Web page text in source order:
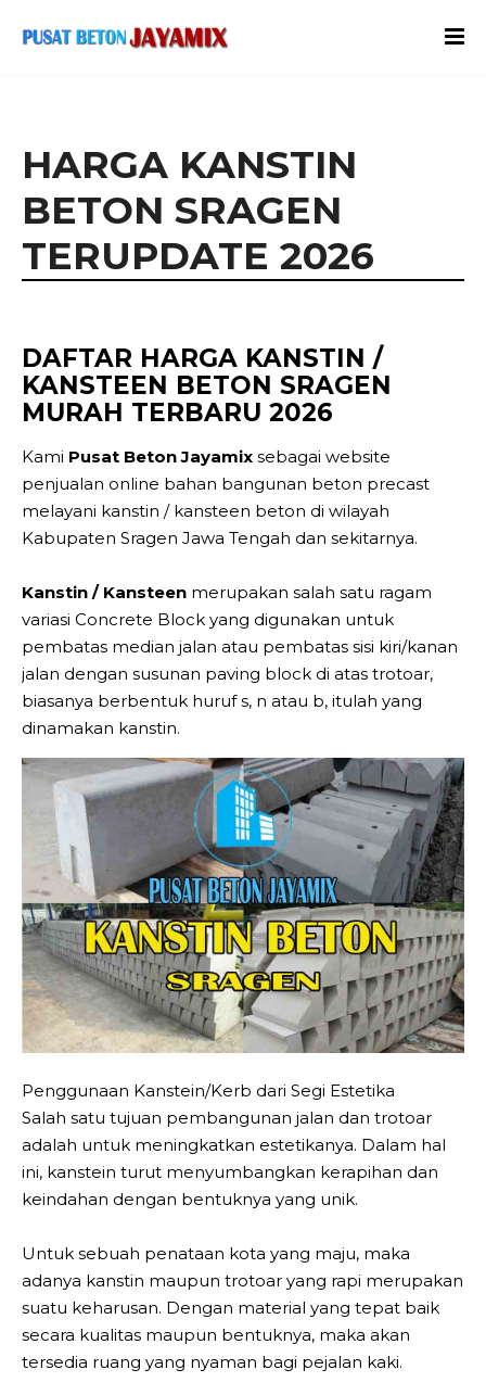
HARGA KANSTIN
BETON SRAGEN
TERUPDATE 2026
DAFTAR HARGA KANSTIN /
KANSTEEN BETON SRAGEN
MURAH TERBARU 2026
Kami Pusat Beton Jayamix sebagai website
penjualan online bahan bangunan beton precast
melayani kanstin / kansteen beton di wilayah
Kabupaten Sragen Jawa Tengah dan sekitarnya.
Kanstin / Kansteen merupakan salah satu ragam
variasi Concrete Block yang digunakan untuk
pembatas median jalan atau pembatas sisi kiri/kanan
jalan dengan susunan paving block di atas trotoar,
biasanya berbentuk huruf s, n atau b, itulah yang
dinamakan kanstin.
Penggunaan Kanstein/Kerb dari Segi Estetika
Salah satu tujuan pembangunan jalan dan trotoar
adalah untuk meningkatkan estetikanya. Dalam hal
ini, kanstein turut menyumbangkan kerapihan dan
keindahan dengan bentuknya yang unik.
Untuk sebuah penataan kota yang maju, maka
adanya kanstin maupun trotoar yang rapi merupakan
suatu keharusan. Dengan material yang tepat baik
secara kualitas maupun bentuknya, maka akan
tersedia ruang yang nyaman bagi pejalan kaki.